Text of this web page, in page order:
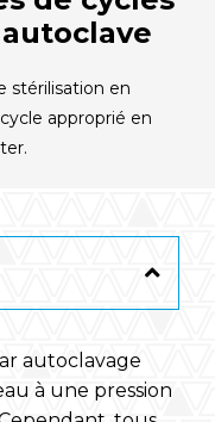
stérilisation en
approprié en
autoclavage
à une pression